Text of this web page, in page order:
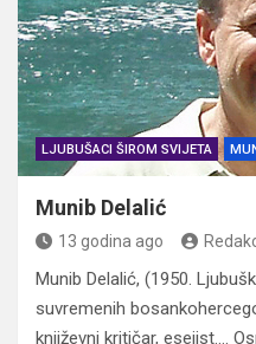
LJUBUŠACI ŠIROM SVIJETA
Munib Delalić
13 godina ago
Munib Delalić, (1950.
suvremenih
književni kritičar, esejist….